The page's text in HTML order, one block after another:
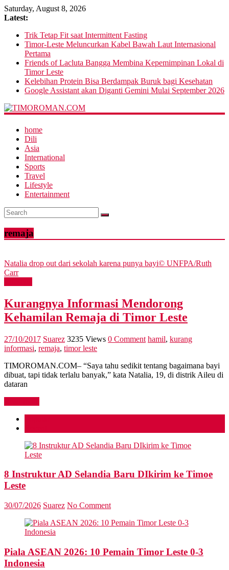
Saturday, August 8, 2026
Latest:
Trik Tetap Fit saat Intermittent Fasting
Timor-Leste Meluncurkan Kabel Bawah Laut Internasional
Pertama
Friends of Lacluta Bangga Membina Kepemimpinan Lokal di
Timor Leste
Kelebihan Protein Bisa Berdampak Buruk bagi Kesehatan
Google Assistant akan Diganti Gemini Mulai September 2026
home
Dili
Asia
International
Sports
Travel
Lifestyle
Entertainment
remaja
Natalia drop out dari sekolah karena punya bayi© UNFPA/Ruth
Carr
Kurangnya Informasi Mendorong
Kehamilan Remaja di Timor Leste
27/10/2017 Suarez 3235 Views 0 Comment hamil, kurang
informasi, remaja, timor leste
TIMOROMAN.COM– “Saya tahu sedikit tentang bagaimana bayi
dibuat, tapi tidak terlalu banyak,” kata Natalia, 19, di distrik Aileu di
dataran
8 Instruktur AD Selandia Baru DIkirim ke Timoe
Leste
30/07/2026 Suarez No Comment
Piala ASEAN 2026: 10 Pemain Timor Leste 0-3
Indonesia